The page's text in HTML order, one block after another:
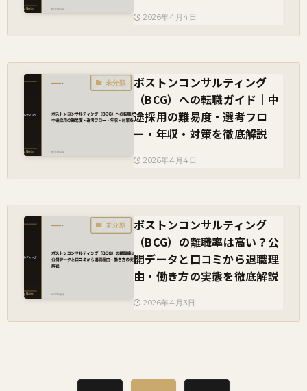
2026年4月4日
未分類
ボストンコンサルティング
（BCG）への転職ガイド｜中
途採用の難易度・選考フロ
ー・年収・対策を徹底解説
2026年4月4日
未分類
ボストンコンサルティング
（BCG）の離職率は高い？公
開データと口コミから退職理
由・働き方の実態を徹底解説
2026年4月3日